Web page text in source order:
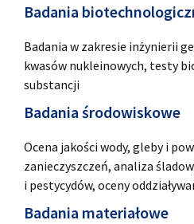
Badania
Badania w zakresie inżynierii
kwasów nukleinowych, testy
substancji
Badania środowiskowe
Ocena jakości wody, gleby i
zanieczyszczeń, analiza
i pestycydów, oceny
Badania materiałowe